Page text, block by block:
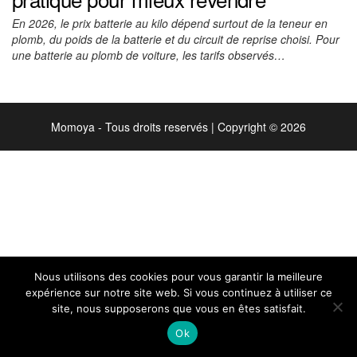
En 2026, le prix batterie au kilo dépend surtout de la teneur en
plomb, du poids de la batterie et du circuit de reprise choisi. Pour
une batterie au plomb de voiture, les tarifs observés…
Momoya - Tous droits reservés | Copyright © 2026
Nous utilisons des cookies pour vous garantir la meilleure
expérience sur notre site web. Si vous continuez à utiliser ce
site, nous supposerons que vous en êtes satisfait.
Ok